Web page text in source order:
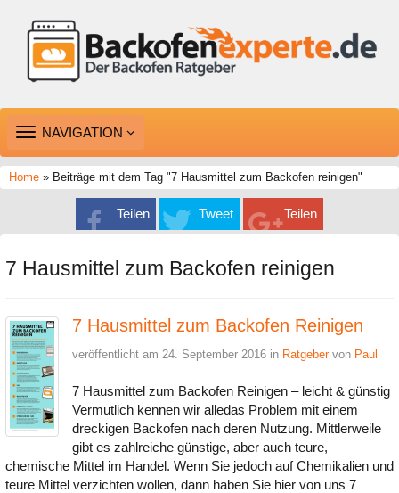
TOGGLE
NAVIGATION
Home » Beiträge mit dem Tag "7 Hausmittel zum Backofen reinigen"
Teilen Tweet Teilen
7 Hausmittel zum Backofen reinigen
7 Hausmittel zum Backofen Reinigen
veröffentlicht am 24. September 2016 in Ratgebervon Paul
7 Hausmittel zum Backofen Reinigen – leicht & günstig
Vermutlich kennen wir alledas Problem mit einem
dreckigen Backofen nach deren Nutzung. Mittlerweile
gibt es zahlreiche günstige, aber auch teure,
chemische Mittel im Handel. Wenn Sie jedoch auf Chemikalien und
teure Mittel verzichten wollen, dann haben Sie hier von uns 7